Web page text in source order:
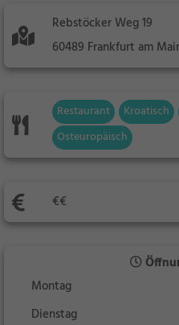
Rebstöcker Weg 19
60489 Frankfurt am
Restaurant Kroatisch
Osteuropäisch
€€
Montag
Dienstag